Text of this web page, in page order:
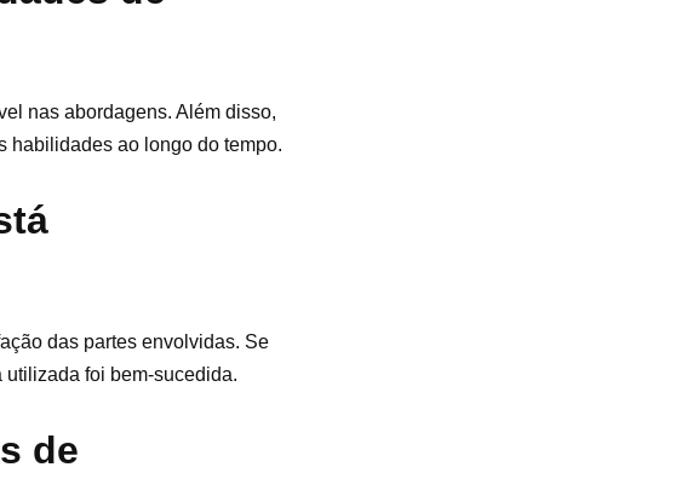
nas abordagens. Além disso,
habilidades ao longo do tempo.
das partes envolvidas. Se
foi bem-sucedida.
de